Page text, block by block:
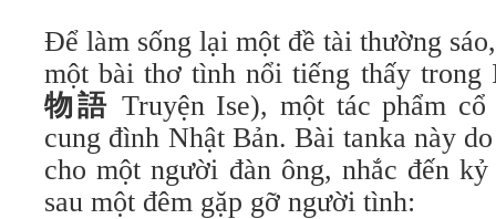
Để làm sống lại một đề tài thường
một bài thơ tình nổi tiếng thấy trong
物語 Truyện Ise), một tác phẩm
cung đình Nhật Bản. Bài tanka này
cho một người đàn ông, nhắc đến
sau một đêm gặp gỡ người tình: